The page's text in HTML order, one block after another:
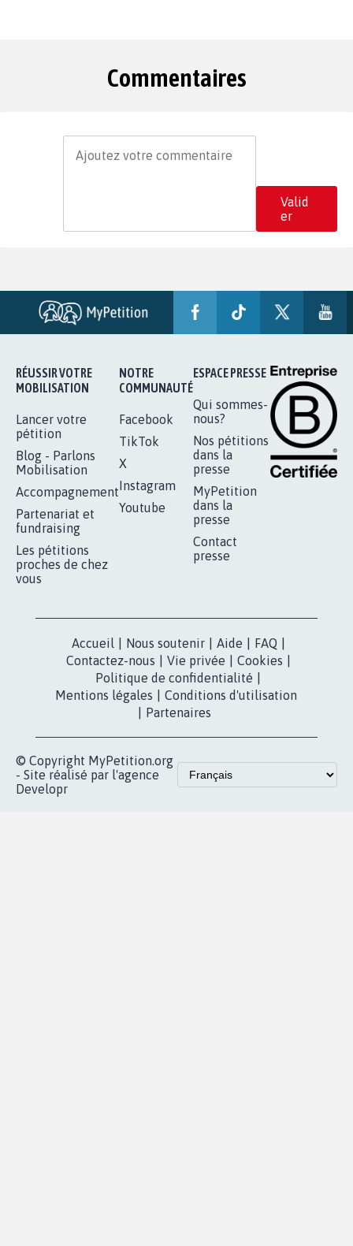
Commentaires
Valid
er
RÉUSSIR VOTRE
MOBILISATION
Lancer votre
pétition
Blog - Parlons
Mobilisation
Accompagnement
Partenariat et
fundraising
Les pétitions
proches de chez
vous
NOTRE
COMMUNAUTÉ
Facebook
TikTok
X
Instagram
Youtube
ESPACE PRESSE
Qui sommes-
nous?
Nos pétitions
dans la
presse
MyPetition
dans la
presse
Contact
presse
Accueil Nous soutenir Aide FAQ
Contactez-nous
Vie privée Cookies
Politique de confidentialité
Mentions légales
Conditions d'utilisation
Partenaires
© Copyright MyPetition.org
- Site réalisé par l'agence
Developr